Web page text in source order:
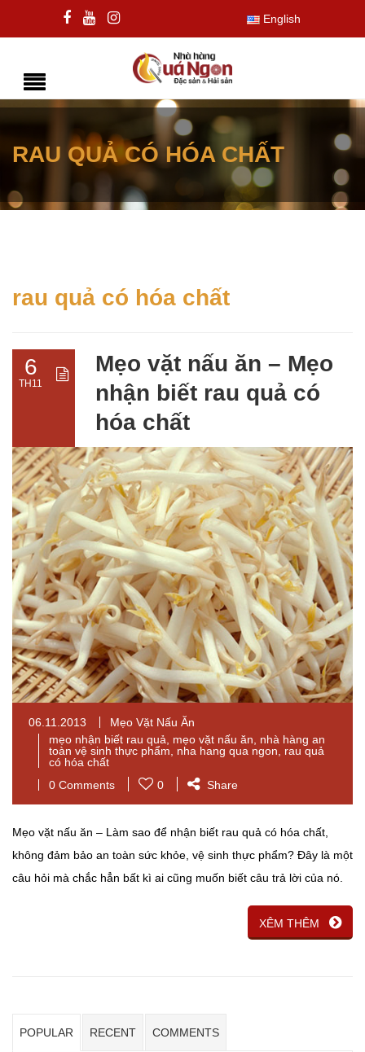
English
RAU QUẢ CÓ HÓA CHẤT
rau quả có hóa chất
6
TH11
Mẹo vặt nấu ăn – Mẹo
nhận biết rau quả có
hóa chất
06.11.2013
Mẹo Vặt Nấu Ăn
mẹo nhận biết rau quả
mẹo vặt nấu ăn
nhà hàng an
toàn vệ sinh thực phẩm
nha hang qua ngon
rau quả
có hóa chất
0 Comments
0 Share
Mẹo vặt nấu ăn – Làm sao để nhận biết rau quả có hóa chất,
không đảm bảo an toàn sức khỏe, vệ sinh thực phẩm? Đây là một
câu hỏi mà chắc hẳn bất kì ai cũng muốn biết câu trả lời của nó.
XÊM THÊM
POPULAR RECENT COMMENTS